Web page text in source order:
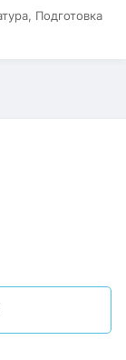
Подготовка